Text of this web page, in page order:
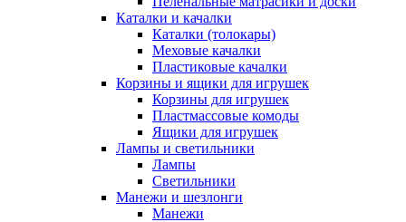
Каталки и качалки
Каталки (толокары)
Меховые качалки
Пластиковые качалки
Корзины и ящики для игрушек
Корзины для игрушек
Пластмассовые комоды
Ящики для игрушек
Лампы и светильники
Лампы
Светильники
Манежи и шезлонги
Манежи